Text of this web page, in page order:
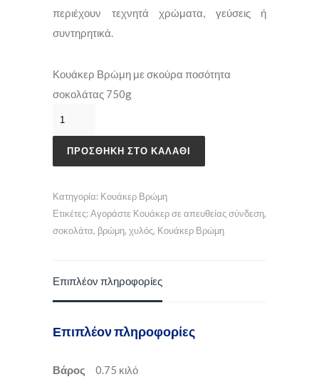
περιέχουν τεχνητά χρώματα, γεύσεις ή
συντηρητικά.
Κουάκερ Βρώμη με σκούρα ποσότητα
σοκολάτας 750g
ΠΡΟΣΘΉΚΗ ΣΤΟ ΚΑΛΆΘΙ
Κατηγορία: Κουάκερ Βρώμη
Ετικέτες:Αγοράστε Κουάκερ σε απευθείας σύνδεση,
σοκολάτα, βρώμη, χυλός, Κουάκερ Βρώμη
Επιπλέον πληροφορίες
Επιπλέον πληροφορίες
Βάρος 0.75 κιλό